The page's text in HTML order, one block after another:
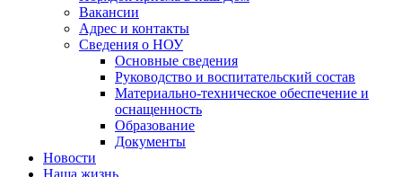
Вакансии
Адрес и контакты
Сведения о НОУ
Основные сведения
Руководство и воспитательский состав
Материально-техническое обеспечение и
оснащенность
Образование
Документы
Новости
Наша жизнь